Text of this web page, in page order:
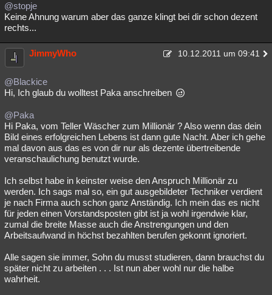
@stopje
Keine Ahnung warum aber das ganze klingt bei dir schon dezent
rechts...
JimmyWho 10.12.2011 um 09:41
@Blackice
Hi, Ich glaub du wolltest Paka anschreiben
@Paka
Hi Paka, vom Teller Wäscher zum Millionär ? Also wenn das dein
Bild eines erfolgreichen Lebens ist dann gute Nacht. Aber ich gehe
mal davon aus das es von dir nur als dezente übertreibende
veranschaulichung benutzt wurde.
Ich selbst habe in keinster weise den Anspruch Millionär zu
werden. Ich sags mal so, ein gut ausgebildeter Techniker verdient
je nach Firma auch schon ganz Anständig. Ich mein das es nicht
für jeden einen Vorstandsposten gibt ist ja wohl irgendwie klar,
zumal die breite Masse auch die Anstrengungen und den
Arbeitsaufwand in höchst bezahlten berufen gekonnt ignoriert.
Alle sagen sie immer, Sohn du musst studieren, dann brauchst du
später nicht zu arbeiten . . . Ist nun aber wohl nur die halbe
wahrheit.